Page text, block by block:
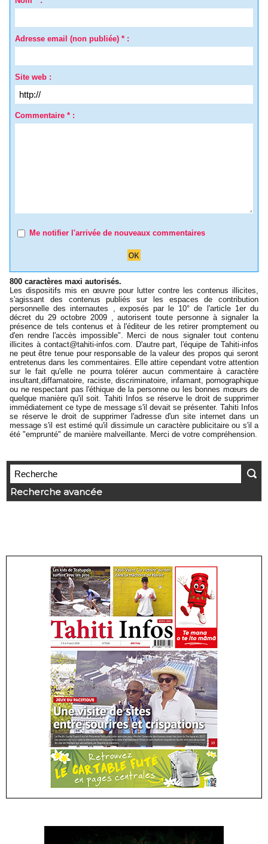
Adresse email (non publiée) * :
Site web :
Commentaire * :
Me notifier l'arrivée de nouveaux commentaires
800 caractères maxi autorisés.
Les dispositifs mis en œuvre pour lutter contre les contenus illicites,
s'agissant des contenus publiés sur les espaces de contribution
personnelle des internautes , exposés par le 10° de l'article 1er du
décret du 29 octobre 2009 , autorisent toute personne à signaler la
présence de tels contenus et à l'éditeur de les retirer promptement ou
d'en rendre l'accès impossible". Merci de nous signaler tout contenu
illicites à contact@tahiti-infos.com. D'autre part, l'équipe de Tahiti-infos
ne peut être tenue pour responsable de la valeur des propos qui seront
entretenus dans les commentaires. Elle attire cependant votre attention
sur le fait qu'elle ne pourra tolérer aucun commentaire à caractère
insultant,diffamatoire, raciste, discriminatoire, infamant, pornographique
ou ne respectant pas l'éthique de la personne ou les bonnes mœurs de
quelque manière qu'il soit. Tahiti Infos se réserve le droit de supprimer
immédiatement ce type de message s'il devait se présenter. Tahiti Infos
se réserve le droit de supprimer l'adresse d'un site internet dans un
message s'il est estimé qu'il dissimule un caractère publicitaire ou s'il a
été "emprunté" de manière malveillante. Merci de votre compréhension.
Recherche avancée